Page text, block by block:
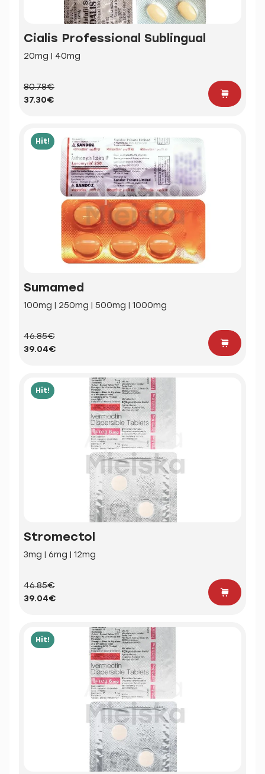
Cialis Professional Sublingual
20mg | 40mg
80.78€
37.30€
Hit!
Sumamed
100mg | 250mg | 500mg | 1000mg
46.85€
39.04€
Hit!
Stromectol
3mg | 6mg | 12mg
46.85€
39.04€
Hit!